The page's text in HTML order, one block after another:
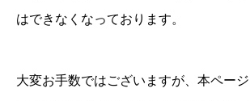
はできなくなっております。
大変お手数ではございますが、本ペー